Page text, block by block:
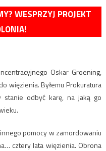
WESPRZYJ PROJEKT
Oskar Groening,
więzienia. Byłemu Prokuratura
odbyć karę, na jaką go
pomocy w zamordowaniu
cztery lata więzienia. Obrona